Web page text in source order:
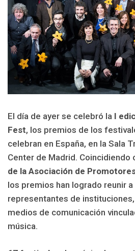
El día de ayer se celebró la I
Fest, los premios de los
celebran en España, en la Sala
Center de Madrid. Coincidiendo
de la Asociación de
los premios han logrado reunir
representantes de
medios de comunicación
música.